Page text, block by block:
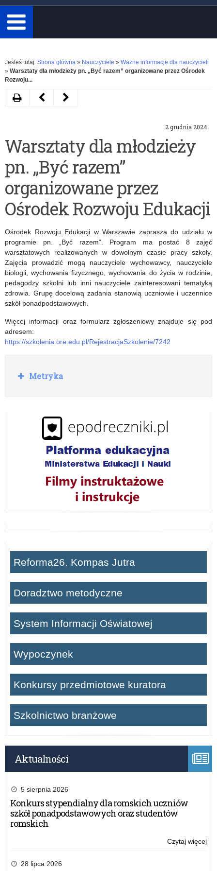
minimum
3
znaki.
Rozwiń
Jesteś tutaj: Strona główna » Nauczyciele » Ważne informacje dla nauczycieli
» Warsztaty dla młodzieży pn. „Być razem” organizowane przez Ośrodek
Rozwoju...
2 grudnia 2024
Warsztaty dla młodzieży
pn. „Być razem”
organizowane przez
Ośrodek Rozwoju Edukacji
Ośrodek Rozwoju Edukacji w Warszawie zaprasza do udziału w
programie pn. „Być razem”. Program ma postać 8 zajęć
warsztatowych realizowanych w dowolnym czasie pracy szkoły.
Zajęcia prowadzić mogą nauczyciele wychowawcy, nauczyciele
biologii, wychowania fizycznego, wychowania do życia w rodzinie,
pedagodzy szkolni lub inni nauczyciele zainteresowani tematyką
zdrowia. Grupę docelową zadania stanowią uczniowie i uczennice
szkół ponadpodstawowych.
Więcej informacji oraz formularz zgłoszeniowy znajduje się pod
adresem:
https://szkolenia.ore.edu.pl/RejestracjaSzkolenie/7242
DrukujNastępny
wspierające
nauczycieli
przygotowane
przez
Instytut
Dendrologii
PAN
Poprzedni
#Komórkomania
oraz
Nauczyciele
za
życiem
Fundacji
DKMS
R
o
Metryka
Reforma26. Kompas Jutra
Doradztwo metodyczne
System Informacji Oświatowej
Wypoczynek
Konkursy przedmiotowe kuratora
Szkolnictwo branżowe
Aktualności
5 sierpnia 2026
Konkurs stypendialny dla romskich uczniów
szkół ponadpodstawowych oraz studentów
romskich
Czytaj więcej
28 lipca 2026